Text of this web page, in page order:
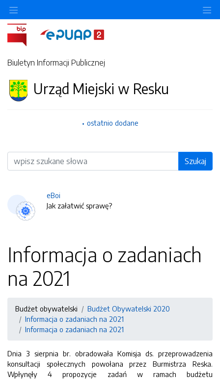
Biuletyn Informacji Publicznej
Urząd Miejski w Resku
ostatnio dodane
Wyszukiwarka Szukaj
eBoi
Jak załatwić sprawę?
Informacja o zadaniach
na 2021
Budżet obywatelski
Budżet Obywatelski 2020
Informacja o zadaniach na 2021
Informacja o zadaniach na 2021
Dnia 3 sierpnia br. obradowała Komisja ds. przeprowadzenia
konsultacji społecznych powołana przez Burmistrza Reska.
Wpłynęły 4 propozycje zadań w ramach budżetu